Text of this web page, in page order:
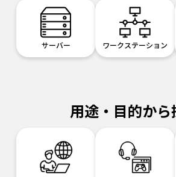
サーバー ワークステーション
用途・目的から